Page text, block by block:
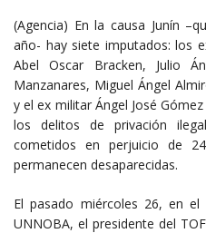
(Agencia) En la causa Junín
año- hay siete imputados: los
Abel Oscar Bracken, Julio
Manzanares, Miguel Ángel
y el ex militar Ángel José
los delitos de privación
cometidos en perjuicio de
permanecen desaparecidas.
El pasado miércoles 26, en
UNNOBA, el presidente del